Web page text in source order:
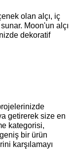
olan alçı, iç
Moon'un alçı
dekoratif
getirerek size en
kategorisi,
bir ürün
karşılamayı